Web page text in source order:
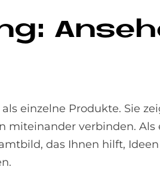
einzelne Produkte. Sie
verbinden. Als
das Ihnen hilft,